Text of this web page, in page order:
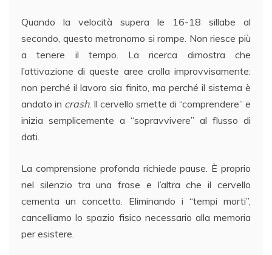
Quando la velocità supera le 16-18 sillabe al
secondo, questo metronomo si rompe. Non riesce più
a tenere il tempo. La ricerca dimostra che
l’attivazione di queste aree crolla improvvisamente:
non perché il lavoro sia finito, ma perché il sistema è
andato in crash. Il cervello smette di “comprendere” e
inizia semplicemente a “sopravvivere” al flusso di
dati.
La comprensione profonda richiede pause. È proprio
nel silenzio tra una frase e l’altra che il cervello
cementa un concetto. Eliminando i “tempi morti”,
cancelliamo lo spazio fisico necessario alla memoria
per esistere.